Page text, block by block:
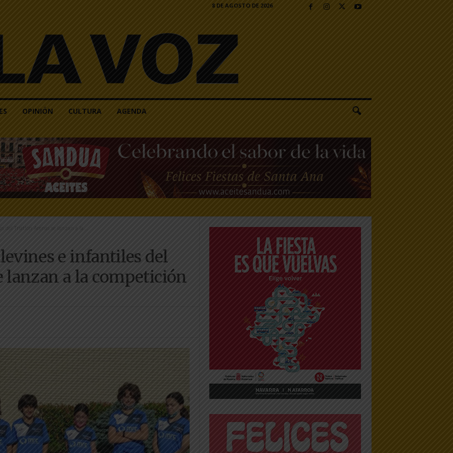
8 DE AGOSTO DE 2026
OPINIÓN CULTURA AGENDA
del Triatlón Arenas se lanzan a la...
e infantiles del
lanzan a la competición